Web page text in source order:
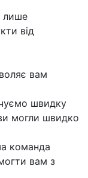
лише
від
вам
швидку
могли швидко
команда
вам з